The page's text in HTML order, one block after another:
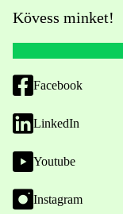
Kövess minket!
Facebook
LinkedIn
Youtube
Instagram